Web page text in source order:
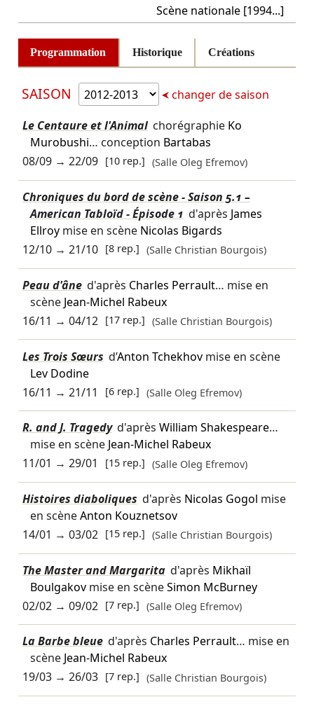
Scène nationale [1994...]
Programmation Historique Créations
SAISON changer de saison
Le Centaure et l'Animal chorégraphie Ko
Murobushi… conception Bartabas
08/09→ 22/09 [10 rep.] (Salle Oleg Efremov)
Chroniques du bord de scène - Saison 5.1 –
American Tabloïd - Épisode 1 d'après James
Ellroymise en scène Nicolas Bigards
12/10→ 21/10 [8 rep.] (Salle Christian Bourgois)
Peau d'âne d'après Charles Perrault… mise en
scène Jean-Michel Rabeux
16/11 → 04/12 [17 rep.] (Salle Christian Bourgois)
Les Trois Sœurs d’Anton Tchekhovmise en scène
Lev Dodine
16/11 → 21/11 [6 rep.] (Salle Oleg Efremov)
R. and J. Tragedy d'après William Shakespeare…
mise en scène Jean-Michel Rabeux
11/01 → 29/01 [15 rep.] (Salle Oleg Efremov)
Histoires diaboliques d'après Nicolas Gogol mise
en scèneAnton Kouznetsov
14/01 → 03/02 [15 rep.] (Salle Christian Bourgois)
The Master and Margarita d'après Mikhaïl
Boulgakovmise en scèneSimon McBurney
02/02→ 09/02 [7 rep.] (Salle Oleg Efremov)
La Barbe bleue d'après Charles Perrault… mise en
scène Jean-Michel Rabeux
19/03→ 26/03 [7 rep.] (Salle Christian Bourgois)